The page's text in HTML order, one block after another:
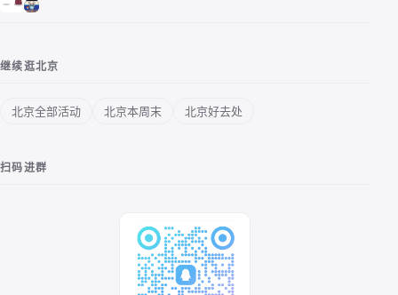
继续逛北京
北京全部活动 北京本周末 北京好去处
扫码进群